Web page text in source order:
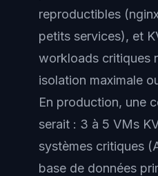
reproductibles
petits services), et
workloads critiques
isolation maximale
En production, une
serait : 3 à 5 VMs
systèmes critiques
base de données